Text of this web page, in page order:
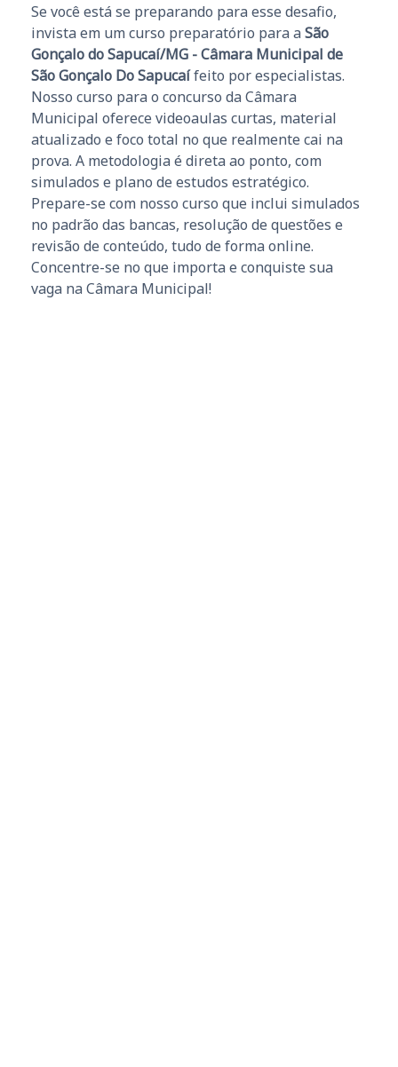
Se você está se preparando para esse desafio,
invista em um curso preparatório para a São
Gonçalo do Sapucaí/MG - Câmara Municipal de
São Gonçalo Do Sapucaífeito por especialistas.
Nosso curso para o concurso da Câmara
Municipal oferece videoaulas curtas, material
atualizado e foco total no que realmente cai na
prova. A metodologia é direta ao ponto, com
simulados e plano de estudos estratégico.
Prepare-se com nosso curso que inclui simulados
no padrão das bancas, resolução de questões e
revisão de conteúdo, tudo de forma online.
Concentre-se no que importa e conquiste sua
vaga na Câmara Municipal!